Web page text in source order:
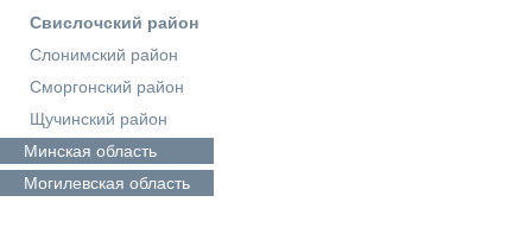
Свислочский район
Слонимский район
Сморгонский район
Щучинский район
Минская область
Могилевская область